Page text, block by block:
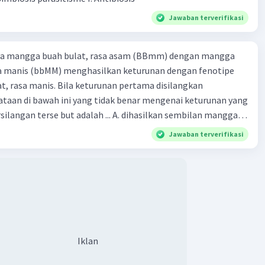
Jawaban terverifikasi
mangga buah bulat, rasa asam (BBmm) dengan mangga
manis (bbMM) menghasilkan keturunan dengan fenotipe
rasa manis. Bila keturunan pertama disilangkan
di bawah ini yang tidak benar mengenai keturunan yang
but adalah ... A. dihasilkan sembilan mangga
asam C.
rasa manis D. dihasi lkan tiga mangga buah
Jawaban terverifikasi
Iklan